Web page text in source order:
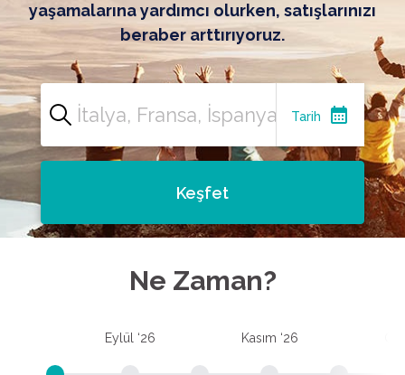
yaşamalarına yardımcı olurken, satışlarınızı
beraber arttırıyoruz.
Tarih calendar_month
Keşfet
Ne Zaman?
Eylül ‘26 Kasım ‘26